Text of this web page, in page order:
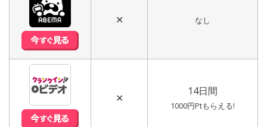
✕ なし
✕
14日間
1000円Ptもらえる!